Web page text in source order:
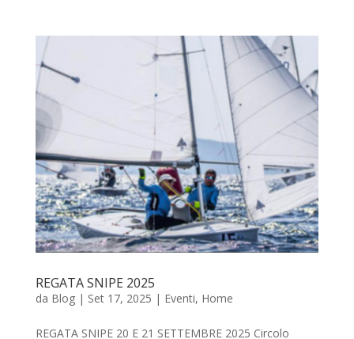
REGATA SNIPE 2025
da Blog| Set 17, 2025 | Eventi, Home
REGATA SNIPE 20 E 21 SETTEMBRE 2025 Circolo